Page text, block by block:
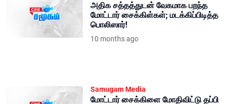
அதிக சத்தத்துடன் வேகமாக பறந்த
மோட்டார் சைக்கிள்கள்; மடக்கிப்பிடித்த
பொலிஸார்!
10 months ago
Samugam Media
மோட்டார் சைக்கிளை மோதிவிட்டு தப்பி